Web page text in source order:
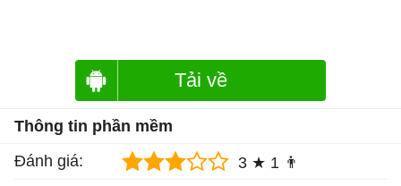
Tải về
Thông tin phần mềm
Đánh giá:
3 ★ 1 👨